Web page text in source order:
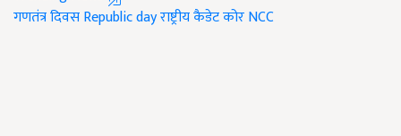
गणतंत्र दिवसRepublic dayराष्ट्रीय कैडेट कोरNCC